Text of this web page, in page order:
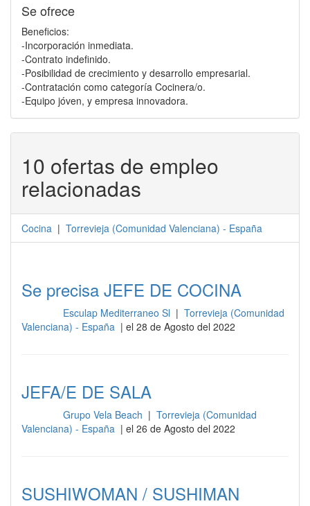
Se ofrece
Beneficios:
-Incorporación inmediata.
-Contrato indefinido.
-Posibilidad de crecimiento y desarrollo empresarial.
-Contratación como categoría Cocinera/o.
-Equipo jóven, y empresa innovadora.
10 ofertas de empleo
relacionadas
Cocina | Torrevieja (Comunidad Valenciana) - España
Se precisa JEFE DE COCINA
Esculap Mediterraneo Sl | Torrevieja (Comunidad
Valenciana) - España | el 28 de Agosto del 2022
JEFA/E DE SALA
Grupo Vela Beach | Torrevieja (Comunidad
Valenciana) - España | el 26 de Agosto del 2022
SUSHIWOMAN / SUSHIMAN